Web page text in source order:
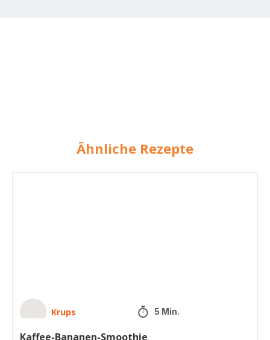
Ähnliche Rezepte
Krups 5 Min.
Kaffee-Bananen-Smoothie